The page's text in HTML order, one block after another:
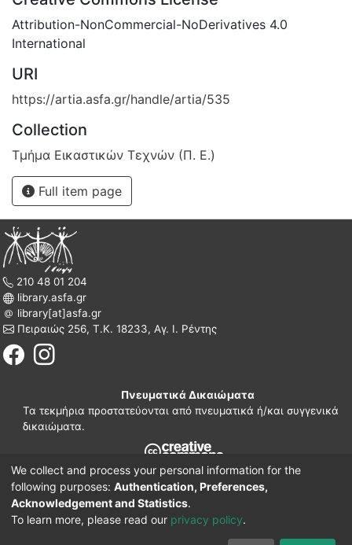
Attribution-NonCommercial-NoDerivatives 4.0
International
URI
https://artia.asfa.gr/handle/artia/535
Collection
Τμήμα Εικαστικών Τεχνών (Π. Ε.)
Full item page
210 48 01 204
library.asfa.gr
library[at]asfa.gr
Πειραιώς 256, Τ.Κ. 18233, Αγ. Ι. Ρέντης
Πνευματικά Δικαιώματα
Τα τεκμήρια προστατεύονται από πνευματικά ή/και συγγενικά
δικαιώματα.
210 38 97 109
www.asfa.gr
Πατησίων 42, Τ.Κ. 10682, Αθήνα
We collect and process your personal information for the
following purposes: Authentication, Preferences,
Acknowledgement and Statistics.
To learn more, please read our privacy policy.